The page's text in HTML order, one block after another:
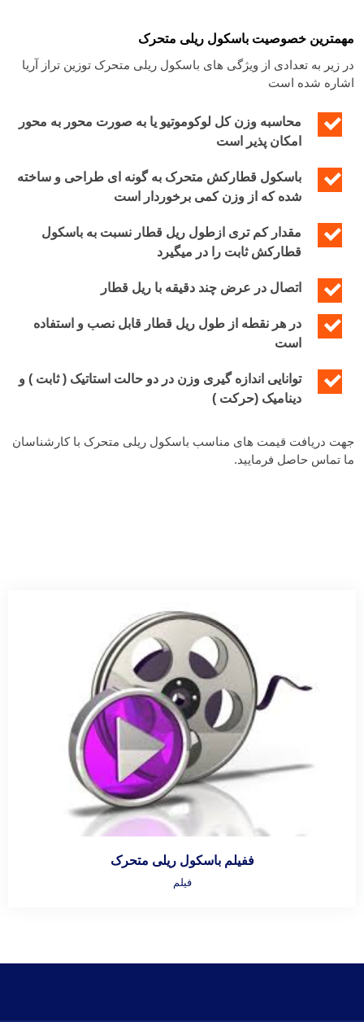
مهمترین خصوصیت باسکول ریلی متحرک
در زیر به تعدادی از ویژگی های باسکول ریلی متحرک توزین تراز آریا
اشاره شده است
محاسبه وزن کل لوکوموتیو یا به صورت محور به محور
امکان پذیر است
باسکول قطارکش متحرک به گونه ای طراحی و ساخته
شده که از وزن کمی برخوردار است
مقدار کم تری ازطول ریل قطار نسبت به باسکول
قطارکش ثابت را در میگیرد
اتصال در عرض چند دقیقه با ریل قطار
در هر نقطه از طول ریل قطار قابل نصب و استفاده
است
توانایی اندازه گیری وزن در دو حالت استاتیک ( ثابت ) و
دینامیک (حرکت )
جهت دریافت قیمت های مناسب باسکول ریلی متحرک با کارشناسان
ما تماس حاصل فرمایید.
ففیلم باسکول ریلی متحرک
فیلم